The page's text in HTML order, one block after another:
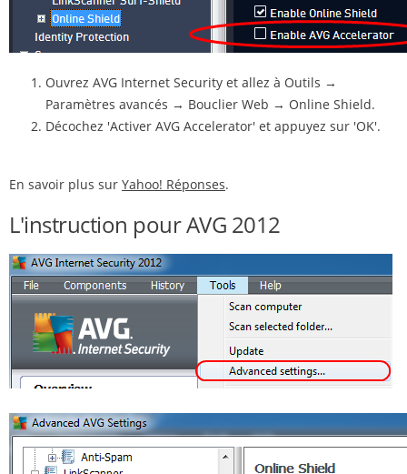
Ouvrez AVG Internet Security et allez à Outils →
Paramètres avancés → Bouclier Web → Online Shield.
Décochez 'Activer AVG Accelerator' et appuyez sur 'OK'.
En savoir plus sur Yahoo! Réponses.
L'instruction pour AVG 2012